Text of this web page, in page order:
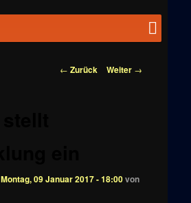
Beitragsnavigation
← Zurück Weiter →
Montag, 09 Januar 2017 - 18:00von